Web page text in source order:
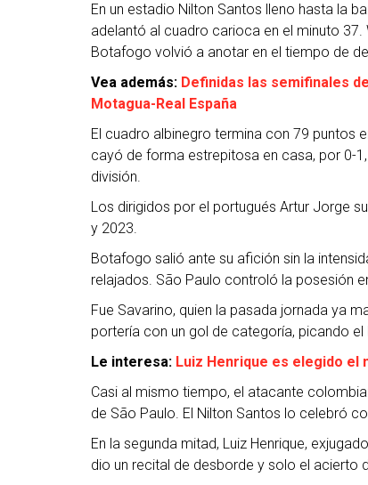
En un estadio Nilton Santos lleno hasta la
adelantó al cuadro carioca en el minuto
Botafogo volvió a anotar en el tiempo de
Vea además: Definidas las semifinales
Motagua-Real España
El cuadro albinegro termina con 79 puntos
cayó de forma estrepitosa en casa, por 0-
división.
Los dirigidos por el portugués Artur Jorge
y 2023.
Botafogo salió ante su afición sin la
relajados. São Paulo controló la posesión
Fue Savarino, quien la pasada jornada ya
portería con un gol de categoría, picando
Le interesa: Luiz Henrique es elegido el
Casi al mismo tiempo, el atacante
de São Paulo. El Nilton Santos lo celebró
En la segunda mitad, Luiz Henrique,
dio un recital de desborde y solo el acierto